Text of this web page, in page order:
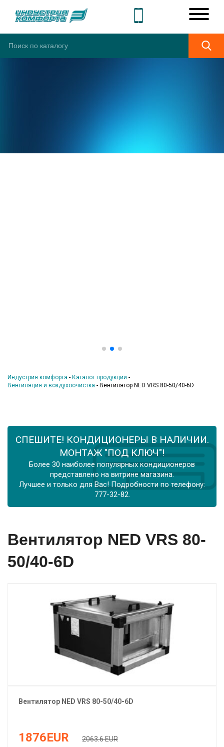
Индустрия комфорта - Каталог продукции -
Вентиляция и воздухоочистка - Вентилятор NED VRS 80-50/40-6D
СПЕШИТЕ! КОНДИЦИОНЕРЫ В НАЛИЧИИ.
МОНТАЖ "ПОД КЛЮЧ"!
Более 30 наиболее популярных кондиционеров
представлено на витрине магазина.
Лучшее и только для Вас! Подробности по телефону:
777-32-82.
Вентилятор NED VRS 80-
50/40-6D
Вентилятор NED VRS 80-50/40-6D
1876EUR 2063.6 EUR